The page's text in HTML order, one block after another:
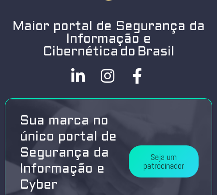
Maior portal de Segurança da
Informação e
Cibernética do Brasil
Sua marca no
único portal de
Segurança da
Informação e
Cyber
Seja um
patrocinador